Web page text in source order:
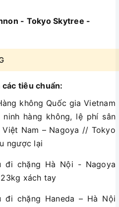
- Tokyo Skytree -
tiêu chuẩn:
không Quốc gia Vietnam
hàng không, lệ phí sân
Nam – Nagoya // Tokyo
ngược lại
đi chặng Hà Nội - Nagoya
xách tay
chặng Haneda – Hà Nội